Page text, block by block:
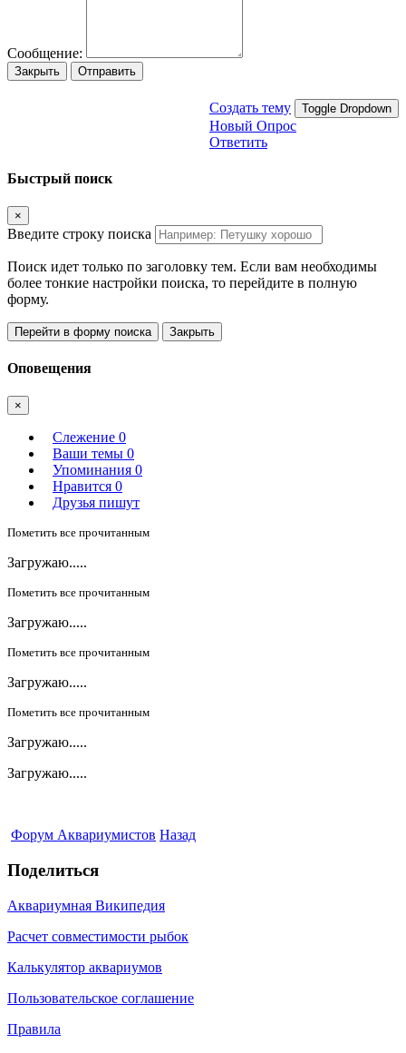
Сообщение:
Закрыть Отправить
Создать тему Toggle Dropdown
Новый Опрос
Ответить
Быстрый поиск
×
Введите строку поиска
Поиск идет только по заголовку тем. Если вам необходимы
более тонкие настройки поиска, то перейдите в полную
форму.
Перейти в форму поиска Закрыть
Оповещения
×
Слежение 0
Ваши темы 0
Упоминания 0
Нравится 0
Друзья пишут
Пометить все прочитанным
Загружаю.....
Пометить все прочитанным
Загружаю.....
Пометить все прочитанным
Загружаю.....
Пометить все прочитанным
Загружаю.....
Загружаю.....
Форум Аквариумистов Назад
Поделиться
Аквариумная Википедия
Расчет совместимости рыбок
Калькулятор аквариумов
Пользовательское соглашение
Правила